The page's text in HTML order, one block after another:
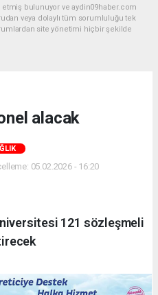
etmiş bulunuyor ve aydin09haber.com
veya dolaylı tüm sorumluluğu tek
site yönetimi hiçbir şekilde
alacak
05.02.2026 - 16:20
121 sözleşmeli